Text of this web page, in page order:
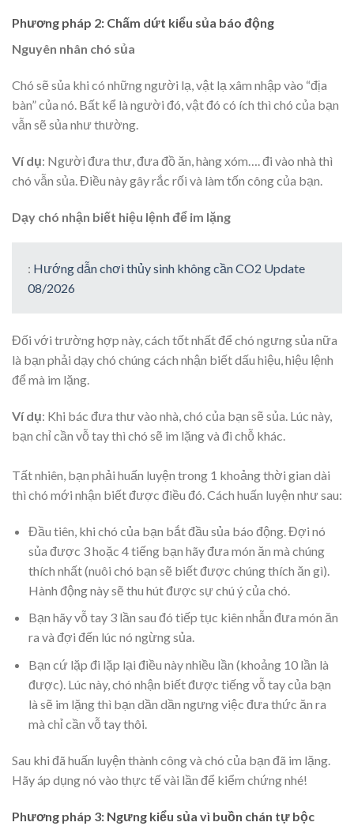
Phương pháp 2: Chấm dứt kiểu sủa báo động
Nguyên nhân chó sủa
Chó sẽ sủa khi có những người lạ, vật lạ xâm nhập vào “địa
bàn” của nó. Bất kể là người đó, vật đó có ích thì chó của bạn
vẫn sẽ sủa như thường.
Ví dụ: Người đưa thư, đưa đồ ăn, hàng xóm…. đi vào nhà thì
chó vẫn sủa. Điều này gây rắc rối và làm tốn công của bạn.
Dạy chó nhận biết hiệu lệnh để im lặng
: Hướng dẫn chơi thủy sinh không cần CO2 Update
08/2026
Đối với trường hợp này, cách tốt nhất để chó ngưng sủa nữa
là bạn phải dạy chó chúng cách nhận biết dấu hiệu, hiệu lệnh
để mà im lặng.
Ví dụ: Khi bác đưa thư vào nhà, chó của bạn sẽ sủa. Lúc này,
bạn chỉ cần vỗ tay thì chó sẽ im lặng và đi chỗ khác.
Tất nhiên, bạn phải huấn luyện trong 1 khoảng thời gian dài
thì chó mới nhận biết được điều đó. Cách huấn luyện như sau:
Đầu tiên, khi chó của bạn bắt đầu sủa báo động. Đợi nó
sủa được 3 hoặc 4 tiếng bạn hãy đưa món ăn mà chúng
thích nhất (nuôi chó bạn sẽ biết được chúng thích ăn gì).
Hành động này sẽ thu hút được sự chú ý của chó.
Bạn hãy vỗ tay 3 lần sau đó tiếp tục kiên nhẫn đưa món ăn
ra và đợi đến lúc nó ngừng sủa.
Bạn cứ lặp đi lặp lại điều này nhiều lần (khoảng 10 lần là
được). Lúc này, chó nhận biết được tiếng vỗ tay của bạn
là sẽ im lặng thì bạn dần dần ngưng việc đưa thức ăn ra
mà chỉ cần vỗ tay thôi.
Sau khi đã huấn luyện thành công và chó của bạn đã im lặng.
Hãy áp dụng nó vào thực tế vài lần để kiểm chứng nhé!
Phương pháp 3: Ngưng kiểu sủa vì buồn chán tự bộc